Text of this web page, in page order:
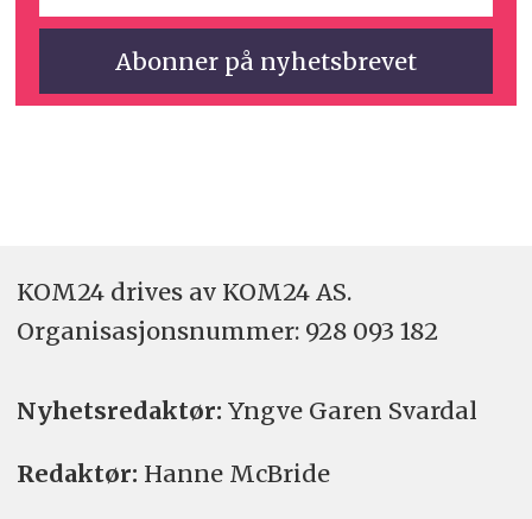
KOM24 drives av KOM24 AS.
Organisasjons­nummer: 928 093 182
Nyhetsredaktør: Yngve Garen Svardal
Redaktør: Hanne McBride